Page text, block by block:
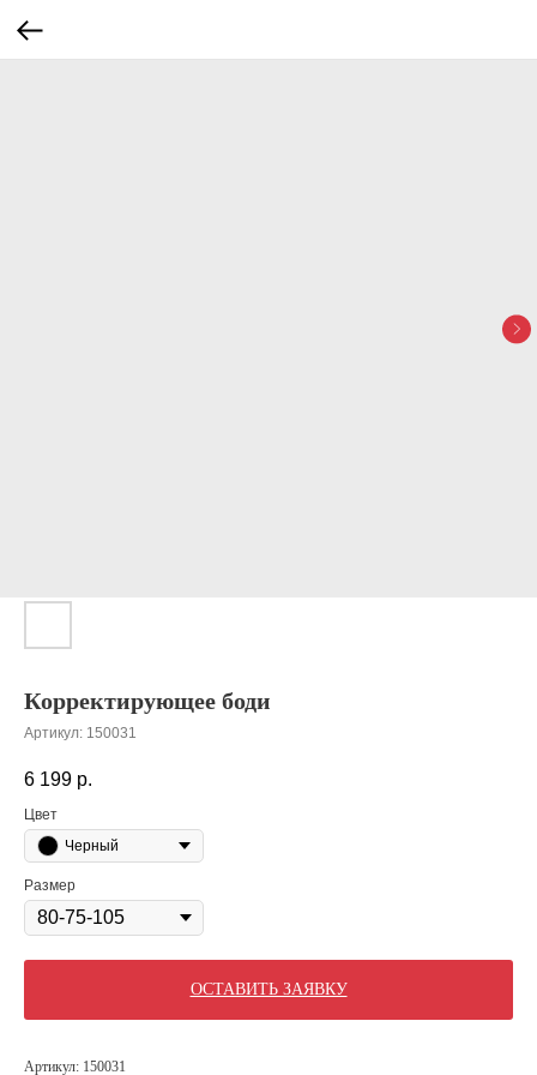
Корректирующее боди
Артикул: 150031
6 199 р.
Цвет
Черный
Размер
ОСТАВИТЬ ЗАЯВКУ
Артикул: 150031